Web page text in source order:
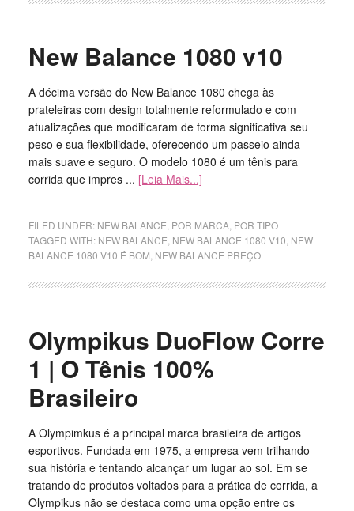
New Balance 1080 v10
A décima versão do New Balance 1080 chega às
prateleiras com design totalmente reformulado e com
atualizações que modificaram de forma significativa seu
peso e sua flexibilidade, oferecendo um passeio ainda
mais suave e seguro. O modelo 1080 é um tênis para
corrida que impres ... [Leia Mais...]
FILED UNDER: NEW BALANCE POR MARCA, POR TIPO
TAGGED WITH: NEW BALANCE NEW BALANCE 1080 V10 NEW
BALANCE 1080 V10 É BOM NEW BALANCE PREÇO
Olympikus DuoFlow Corre
1 | O Tênis 100%
Brasileiro
A Olympimkus é a principal marca brasileira de artigos
esportivos. Fundada em 1975, a empresa vem trilhando
sua história e tentando alcançar um lugar ao sol. Em se
tratando de produtos voltados para a prática de corrida, a
Olympikus não se destaca como uma opção entre os